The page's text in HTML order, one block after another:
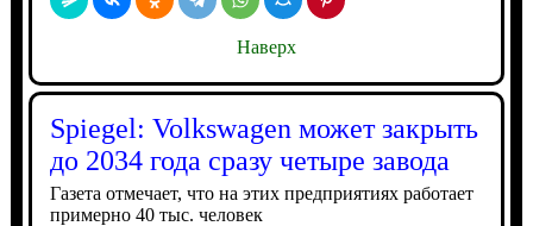
Наверх
Spiegel: Volkswagen может закрыть
до 2034 года сразу четыре завода
Газета отмечает, что на этих предприятиях работает
примерно 40 тыс. человек